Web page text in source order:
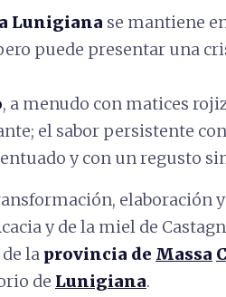
Lunigiana se mantiene
puede presentar una
, a menudo con matices
el sabor persistente
y con un regusto
elaboración
y de la miel de
la provincia de Massa
de Lunigiana.